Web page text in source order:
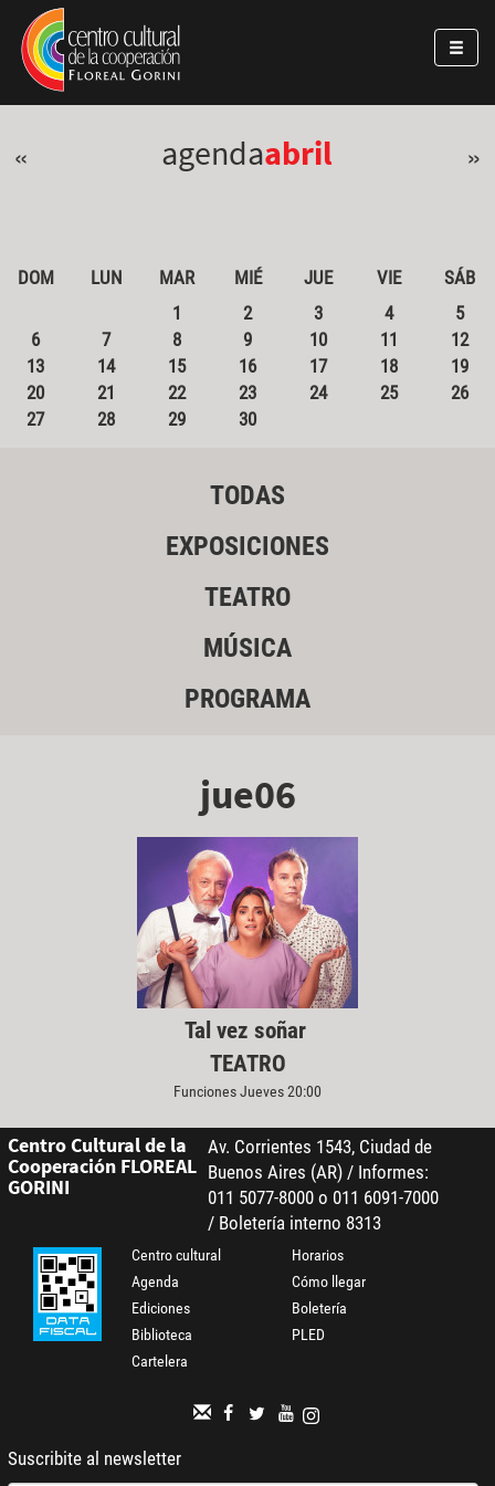
Pasar al contenido principal
Jump to main content
« agendaabril »
DOM LUN MAR MIÉ JUE VIE
SÁB
1
2 3 4
5
6
7 8 9 10 11
12
13
14 15 16 17 18
19
20
21 22 23 24 25
26
27
28 29 30
TODAS
EXPOSICIONES
TEATRO
MÚSICA
PROGRAMA
jue06
Tal vez soñar
TEATRO
Funciones Jueves 20:00
Centro Cultural de la
Cooperación FLOREAL
GORINI
Av. Corrientes 1543, Ciudad de
Buenos Aires (AR) / Informes:
011 5077-8000 o 011 6091-7000
/ Boletería interno 8313
Centro cultural
Agenda
Ediciones
Biblioteca
Cartelera
Horarios
Cómo llegar
Boletería
PLED
Suscribite al newsletter